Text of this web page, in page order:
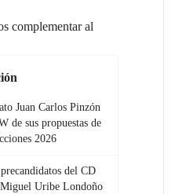
complementar al
Juan Carlos Pinzón
de sus propuestas de
2026
del CD
Uribe Londoño